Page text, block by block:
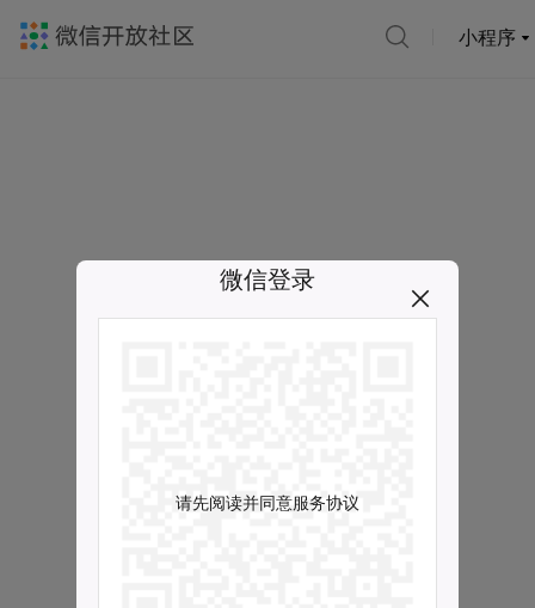
小程序
微信登录
请先阅读并同意服务协议